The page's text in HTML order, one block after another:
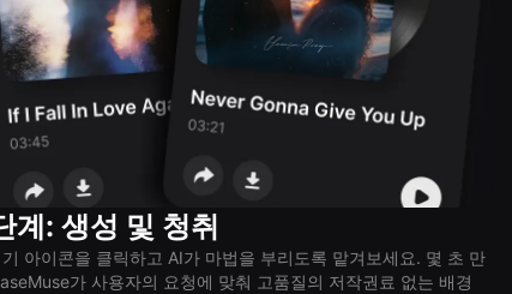
계: 생성 및 청취
기 아이콘을 클릭하고 AI가 마법을 부리도록 맡겨보세요. 몇 초 만
가 사용자의 요청에 맞춰 고품질의 저작권료 없는 배경